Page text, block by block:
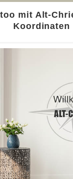
mit Alt-
Koordinaten